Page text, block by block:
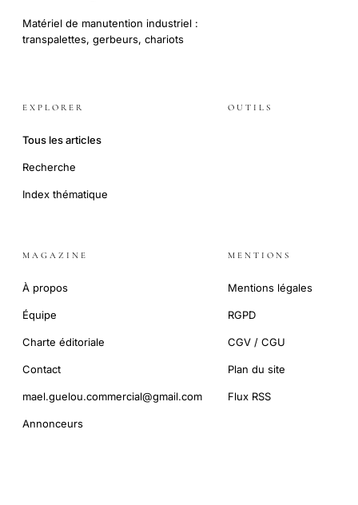
Matériel de manutention industriel :
transpalettes, gerbeurs, chariots
EXPLORER
Tous les articles
Recherche
Index thématique
OUTILS
MAGAZINE
À propos
Équipe
Charte éditoriale
Contact
mael.guelou.commercial@gmail.com
Annonceurs
MENTIONS
Mentions légales
RGPD
CGV / CGU
Plan du site
Flux RSS